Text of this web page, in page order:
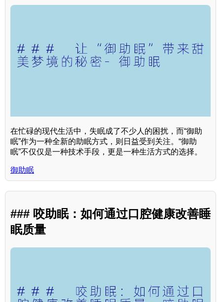
在忙碌的现代生活中，失眠成了不少人的困扰，而“御助
眠”作为一种全新的助眠方式，则日益受到关注。“御助
眠”不仅仅是一种技术手段，更是一种生活方式的选择。
御助眠
### 咬助眠：如何通过口腔健康改善睡
眠质量